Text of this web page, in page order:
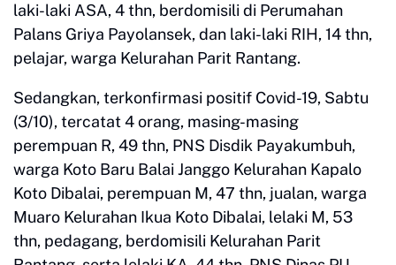
laki-laki ASA, 4 thn, berdomisili di Perumahan
Palans Griya Payolansek, dan laki-laki RIH, 14 thn,
pelajar, warga Kelurahan Parit Rantang.
Sedangkan, terkonfirmasi positif Covid-19, Sabtu
(3/10), tercatat 4 orang, masing-masing
perempuan R, 49 thn, PNS Disdik Payakumbuh,
warga Koto Baru Balai Janggo Kelurahan Kapalo
Koto Dibalai, perempuan M, 47 thn, jualan, warga
Muaro Kelurahan Ikua Koto Dibalai, lelaki M, 53
thn, pedagang, berdomisili Kelurahan Parit